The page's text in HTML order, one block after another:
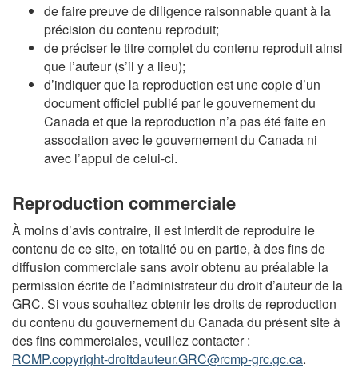
de faire preuve de diligence raisonnable quant à la
précision du contenu reproduit;
de préciser le titre complet du contenu reproduit ainsi
que l’auteur (s’il y a lieu);
d’indiquer que la reproduction est une copie d’un
document officiel publié par le gouvernement du
Canada et que la reproduction n’a pas été faite en
association avec le gouvernement du Canada ni
avec l’appui de celui-ci.
Reproduction commerciale
À moins d’avis contraire, il est interdit de reproduire le
contenu de ce site, en totalité ou en partie, à des fins de
diffusion commerciale sans avoir obtenu au préalable la
permission écrite de l’administrateur du droit d’auteur de la
GRC. Si vous souhaitez obtenir les droits de reproduction
du contenu du gouvernement du Canada du présent site à
des fins commerciales, veuillez contacter :
RCMP.copyright-droitdauteur.GRC@rcmp-grc.gc.ca.